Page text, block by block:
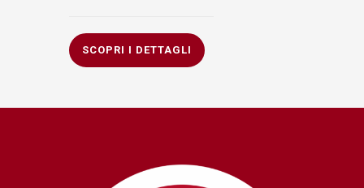
SCOPRI I DETTAGLI